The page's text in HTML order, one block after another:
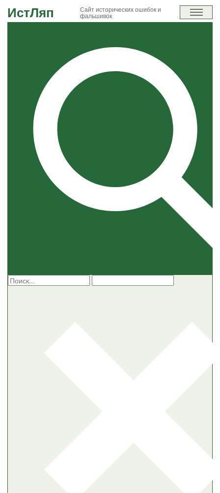
ИстЛяп Сайт исторических ошибок и
фальшивок